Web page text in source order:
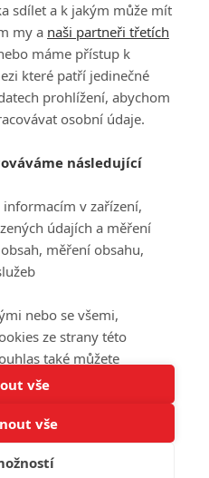
cookies.
PŘIHLÁSIT
REGISTROVAT
, e-mailserialy@fandimefilmu.cz
webu napište nám na e-mail
cookies |Pravidla webu
soukromí
/ All rights reserved /
Lýskova 2073/57, Stodůlky, 155
sdílet a k jakým může mít
my a naši partneři třetích
máme přístup k
které patří jedinečné
prohlížení, abychom
osobní údaje.
následující
v zařízení,
údajích a měření
měření obsahu,
nebo se všemi,
ze strany této
také můžete
vám na stránce
personalizované funkce.
vztahovat pouze na
nastavení a odvolání
na stránce s
vše
vše